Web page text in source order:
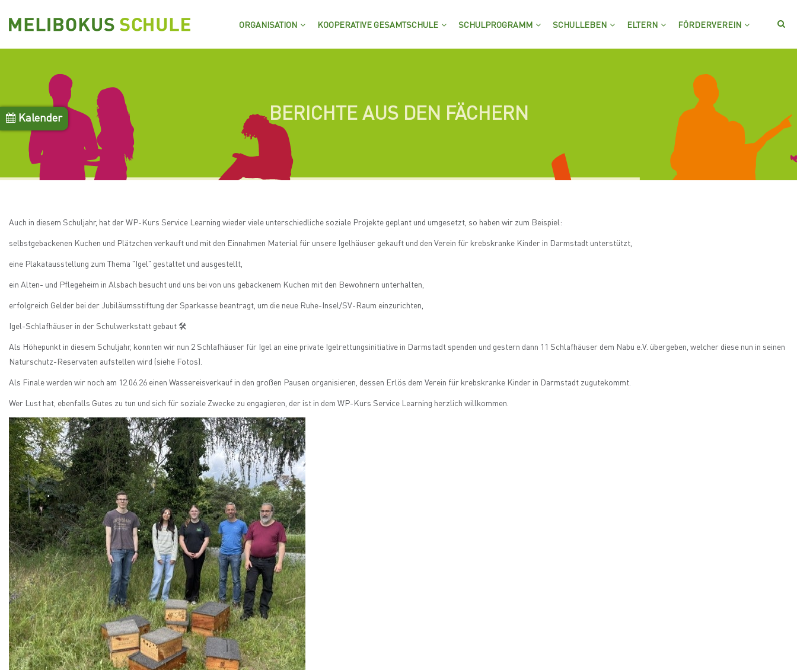
zum
ORGANISATION KOOPERATIVE GESAMTSCHULE SCHULPROGRAMM SCHULLEBEN ELTERN FÖRDERVEREIN
BERICHTE AUS DEN FÄCHERN
Auch in diesem Schuljahr, hat der WP-Kurs Service Learning wieder viele unterschiedliche soziale Projekte geplant und umgesetzt, so haben wir zum Beispiel:
selbstgebackenen Kuchen und Plätzchen verkauft und mit den Einnahmen Material für unsere Igelhäuser gekauft und den Verein für krebskranke Kinder in Darmstadt unterstützt,
eine Plakatausstellung zum Thema "Igel" gestaltet und ausgestellt,
ein Alten- und Pflegeheim in Alsbach besucht und uns bei von uns gebackenem Kuchen mit den Bewohnern unterhalten,
erfolgreich Gelder bei der Jubiläumsstiftung der Sparkasse beantragt, um die neue Ruhe-Insel/SV-Raum einzurichten,
Igel-Schlafhäuser in der Schulwerkstatt gebaut 🛠️
Als Höhepunkt in diesem Schuljahr, konnten wir nun 2 Schlafhäuser für Igel an eine private Igelrettungsinitiative in Darmstadt spenden und gestern dann 11 Schlafhäuser dem Nabu e.V. übergeben, welcher diese nun in seinen
Naturschutz-Reservaten aufstellen wird (siehe Fotos).
Als Finale werden wir noch am 12.06.26 einen Wassereisverkauf in den großen Pausen organisieren, dessen Erlös dem Verein für krebskranke Kinder in Darmstadt zugutekommt.
Wer Lust hat, ebenfalls Gutes zu tun und sich für soziale Zwecke zu engagieren, der ist in dem WP-Kurs Service Learning herzlich willkommen.
Kalender